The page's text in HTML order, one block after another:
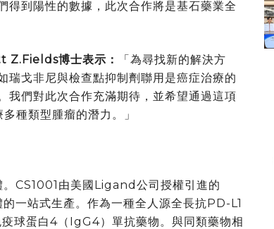
得到陽性的數據，此次合作將是基石藥業全
Z.Fields博士表示：
「為尋找新的解決方
瑞戈非尼與檢查點抑制劑聯用是癌症治療的
我們對此次合作充滿期待，並希望通過這項
種類型腫瘤的潛力。」
CS1001由美國Ligand公司授權引進的
一站式生產。作為一種全人源全長抗PD-L1
球蛋白4（IgG4）單抗藥物。與同類藥物相